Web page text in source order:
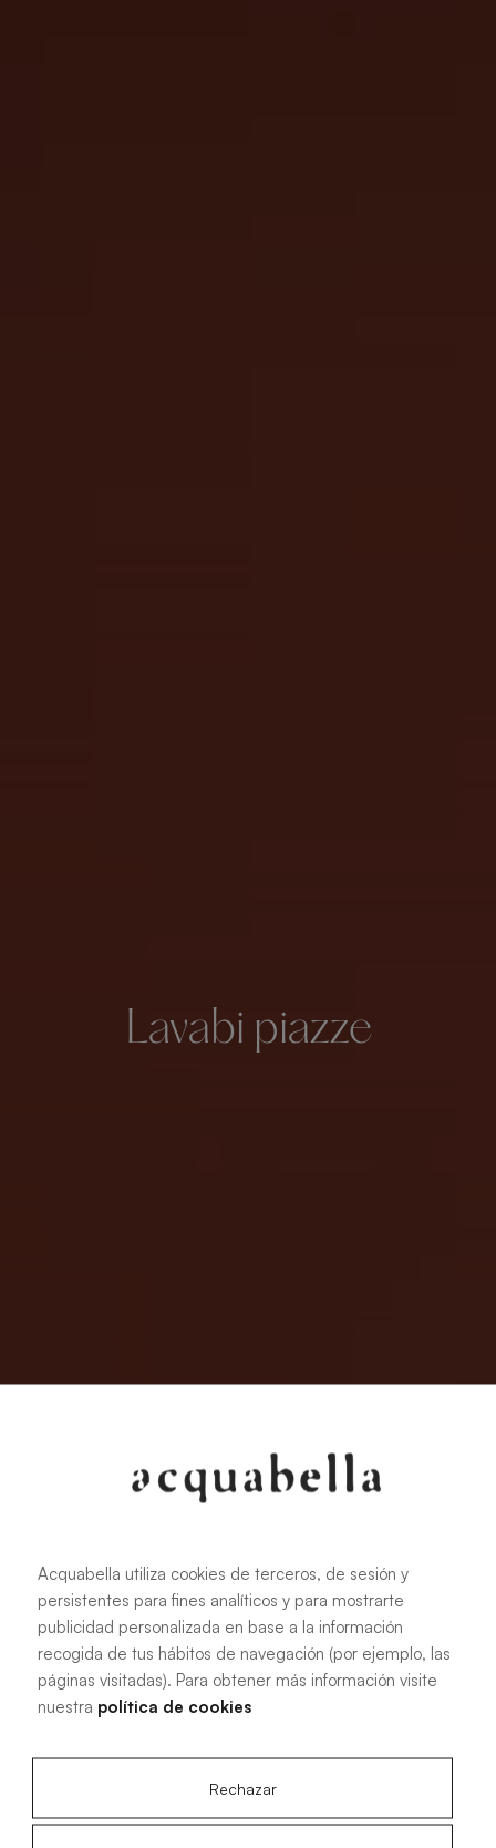
Lavabi piazze
Acquabella utiliza cookies de terceros, de sesión y
persistentes para fines analíticos y para mostrarte
publicidad personalizada en base a la información
recogida de tus hábitos de navegación (por ejemplo, las
páginas visitadas). Para obtener más información visite
nuestra política de cookies
Rechazar